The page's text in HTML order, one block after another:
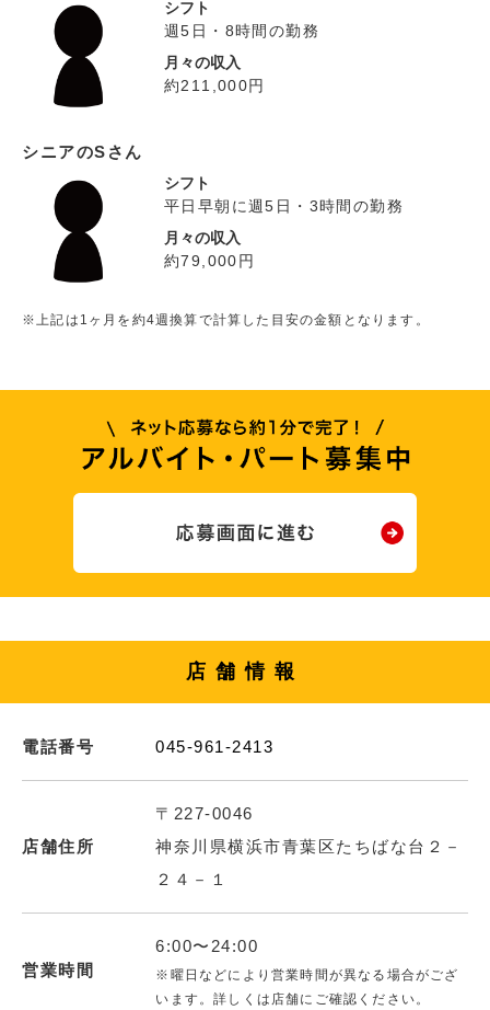
シフト
週5日・8時間の勤務
月々の収入
約211,000円
シニアのSさん
シフト
平日早朝に週5日・3時間の勤務
月々の収入
約79,000円
※上記は1ヶ月を約4週換算で計算した目安の金額となります。
店舗情報
電話番号 045-961-2413
店舗住所
〒227-0046
神奈川県横浜市青葉区たちばな台２－
２４－１
営業時間
6:00〜24:00
※曜日などにより営業時間が異なる場合がござ
います。詳しくは店舗にご確認ください。